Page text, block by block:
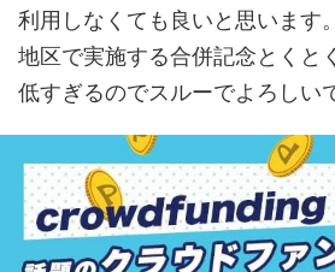
利用しなくても良いと思います
地区で実施する合併記念とくと
低すぎるのでスルーでよろしい